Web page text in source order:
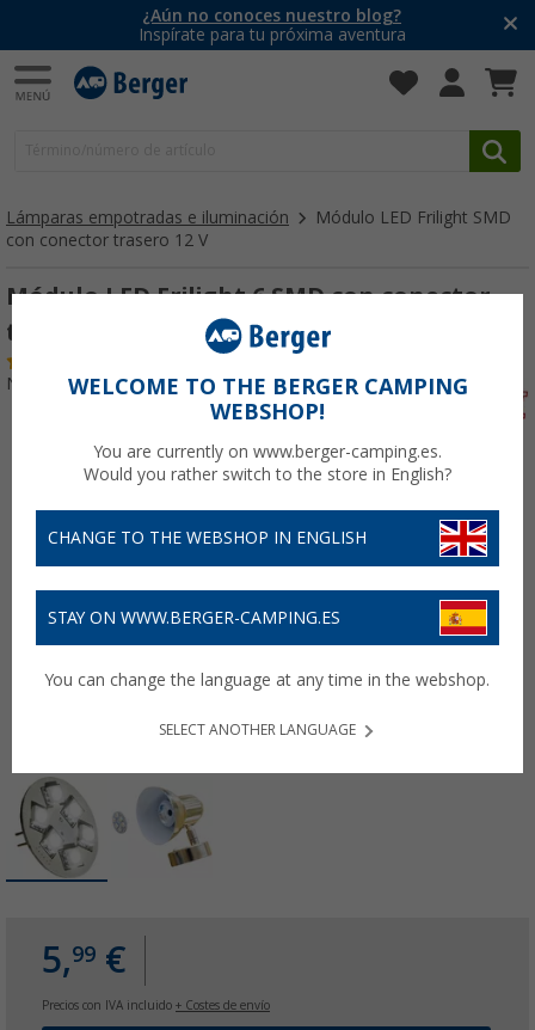
¿Aún no conoces nuestro blog?
Inspírate para tu próxima aventura
Lámparas empotradas e iluminación
Módulo LED Frilight SMD
con conector trasero 12 V
Módulo LED Frilight 6 SMD con conector
trasero 12 V / 1,33 W
Nº de artículo 207790
5,99 €
Precios con IVA incluido + Costes de envío
WELCOME TO THE BERGER CAMPING
WEBSHOP!
You are currently on www.berger-camping.es.
Would you rather switch to the store in English?
CHANGE TO THE WEBSHOP IN ENGLISH
STAY ON WWW.BERGER-CAMPING.ES
You can change the language at any time in the webshop.
SELECT ANOTHER LANGUAGE